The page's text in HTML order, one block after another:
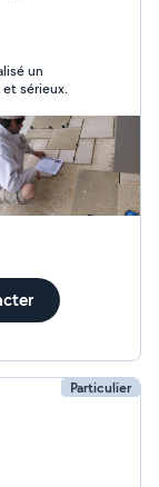
de
Pour
vos
un
sérieux.
Particulier